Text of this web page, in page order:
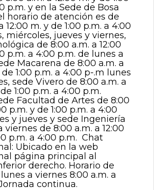
p.m. y en la Sede de Bosa
horario de atención es de
12:00 m. y de 1:00 p.m. a 4:00
miércoles, jueves y viernes,
de 8:00 a.m. a 12:00
p.m. a 4:00 p.m. de lunes a
Macarena de 8:00 a.m. a
de 1:00 p.m. a 4:00 p-.m lunes
sede Vivero de 8:00 a.m. a
1:00 p.m. a 4:00 p.m.
Facultad de Artes de 8:00
p.m. y de 1:00 p.m. a 4:00
y jueves y sede Ingeniería
viernes de 8:00 a.m. a 12:00
p.m. a 4:00 p.m. Chat
Ubicado en la web
página principal al
derecho. Horario de
a viernes 8:00 a.m. a
continua.